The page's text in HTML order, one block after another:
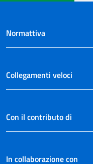
Normattiva
Collegamenti veloci
Con il contributo di
In collaborazione con